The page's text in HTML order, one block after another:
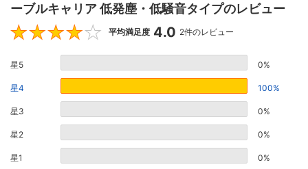
ーブルキャリア 低発塵・低騒音タイプのレビュー
4
平均満足度 4.0 2件のレビュー
星5 0%
星4 100%
星3 0%
星2 0%
星1 0%